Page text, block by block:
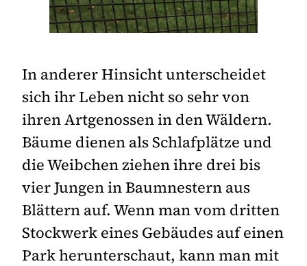
In anderer Hinsicht unterscheidet
sich ihr Leben nicht so sehr von
ihren Artgenossen in den Wäldern.
Bäume dienen als Schlafplätze und
die Weibchen ziehen ihre drei bis
vier Jungen in Baumnestern aus
Blättern auf. Wenn man vom dritten
Stockwerk eines Gebäudes auf einen
Park herunterschaut, kann man mit